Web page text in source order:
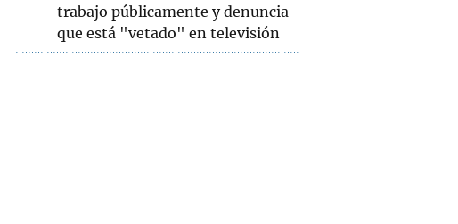
trabajo públicamente y denuncia
que está "vetado" en televisión